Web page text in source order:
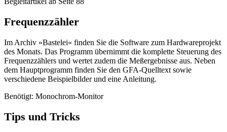
Frequenzzähler
Im Archiv »Bastelei« finden Sie die Software zum Hardwareprojekt
des Monats. Das Programm übernimmt die komplette Steuerung des
Frequenzzählers und wertet zudem die Meßergebnisse aus. Neben
dem Hauptprogramm finden Sie den GFA-Quelltext sowie
verschiedene Beispielbilder und eine Anleitung.
Benötigt: Monochrom-Monitor
Tips und Tricks